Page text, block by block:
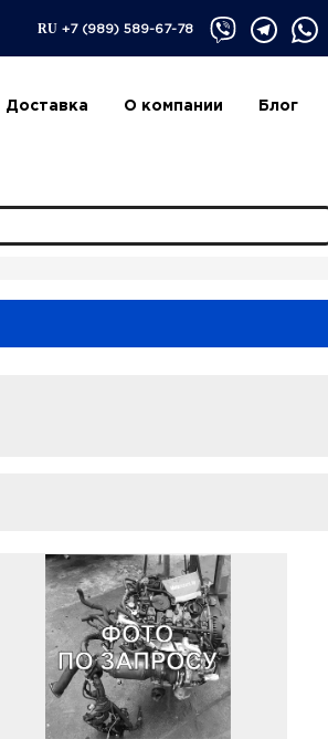
RU +7 (989) 589-67-78
Доставка О компании Блог